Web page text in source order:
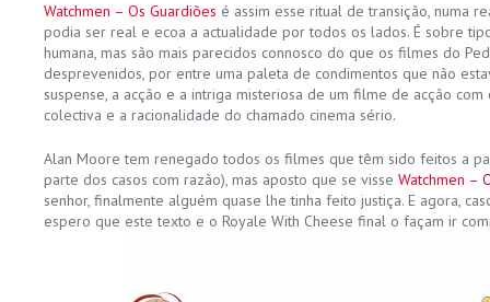
Watchmen – Os Guardiões é assim esse ritual de transição, numa
podia ser real e ecoa a actualidade por todos os lados. É sobre
humana, mas são mais parecidos connosco do que os filmes do
desprevenidos, por entre uma paleta de condimentos que não
suspense, a acção e a intriga misteriosa de um filme de acção com
colectiva e a racionalidade do chamado cinema sério.
Alan Moore tem renegado todos os filmes que têm sido feitos a
parte dos casos com razão), mas aposto que se visse Watchmen –
senhor, finalmente alguém quase lhe tinha feito justiça. E agora,
espero que este texto e o Royale With Cheese final o façam ir